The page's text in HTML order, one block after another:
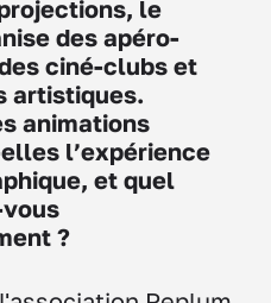
le
des apéro-
ciné-clubs et
artistiques.
animations
l’expérience
et quel
?